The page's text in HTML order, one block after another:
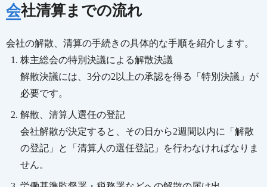
会社清算までの流れ
会社の解散、清算の手続きの具体的な手順を紹介します。
株主総会の特別決議による解散決議
解散決議には、3分の2以上の承認を得る「特別決議」が
必要です。
解散、清算人選任の登記
会社解散が決定すると、その日から2週間以内に「解散
の登記」と「清算人の選任登記」を行わなければなりま
せん。